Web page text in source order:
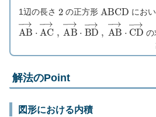
1辺の長さ 2の正方形 A BCD にお
AB→⋅AC → ,
AB→⋅BD → ,
AB→⋅CD の
解法のPoint
図形における内積